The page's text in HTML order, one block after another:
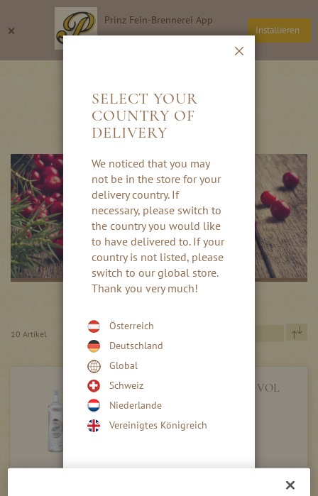
× Prinz Fein-Brennerei App
Installieren
Inhalt
Suche
WEITERE BEEREN
10 Artikel
WACHOLDER SCHNAPS 40 % VOL
SELECT YOUR
COUNTRY OF
DELIVERY
We noticed that you may
not be in the store for your
delivery country. If
necessary, please switch to
the country you would like
to have delivered to. If your
country is not listed, please
switch to our global store.
Thank you very much!
Österreich
Deutschland
Global
Schweiz
Niederlande
Vereinigtes Königreich